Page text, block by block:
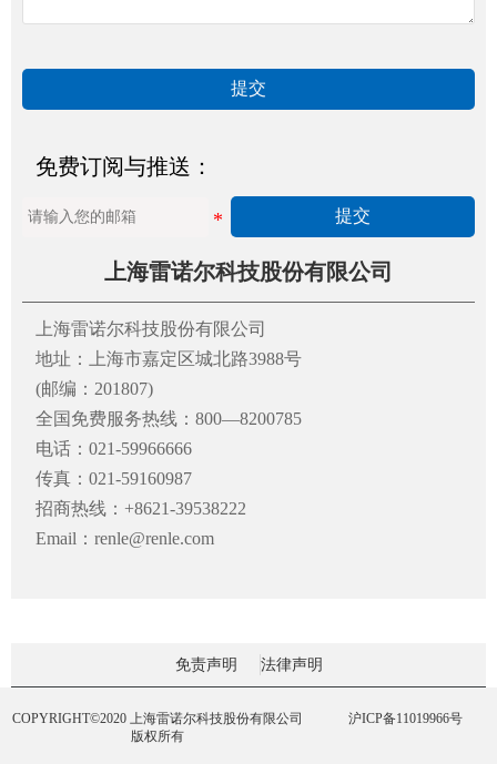
提交
免费订阅与推送：
提交
上海雷诺尔科技股份有限公司
上海雷诺尔科技股份有限公司
地址：上海市嘉定区城北路3988号
(邮编：201807)
全国免费服务热线：800—8200785
电话：021-59966666
传真：021-59160987
招商热线：+8621-39538222
Email：renle@renle.com
免责声明 法律声明
COPYRIGHT©2020 上海雷诺尔科技股份有限公司
版权所有
沪ICP备11019966号